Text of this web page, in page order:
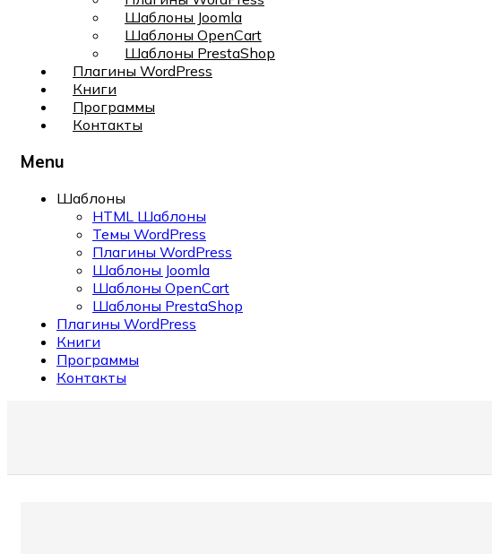
Шаблоны Joomla
Шаблоны OpenCart
Шаблоны PrestaShop
Плагины WordPress
Книги
Программы
Контакты
Menu
Шаблоны
HTML Шаблоны
Темы WordPress
Плагины WordPress
Шаблоны Joomla
Шаблоны OpenCart
Шаблоны PrestaShop
Плагины WordPress
Книги
Программы
Контакты